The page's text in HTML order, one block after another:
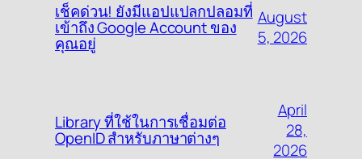
เช็คด่วน! ยังมีแอปแปลกปลอมที่
เข้าถึง Google Account ของ
คุณอยู่
August
5, 2026
Library ที่ใช้ในการเชื่อมต่อ
OpenID สำหรับภาษาต่างๆ
April
28,
2026